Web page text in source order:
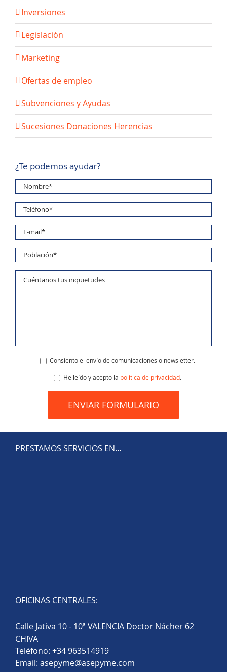
Inversiones
Legislación
Marketing
Ofertas de empleo
Subvenciones y Ayudas
Sucesiones Donaciones Herencias
¿Te podemos ayudar?
Consiento el envío de comunicaciones o newsletter.
He leído y acepto la política de privacidad.
PRESTAMOS SERVICIOS EN…
OFICINAS CENTRALES:
Calle Jativa 10 - 10ª VALENCIA Doctor Nácher 62
CHIVA
Teléfono: +34 963514919
Email: asepyme@asepyme.com